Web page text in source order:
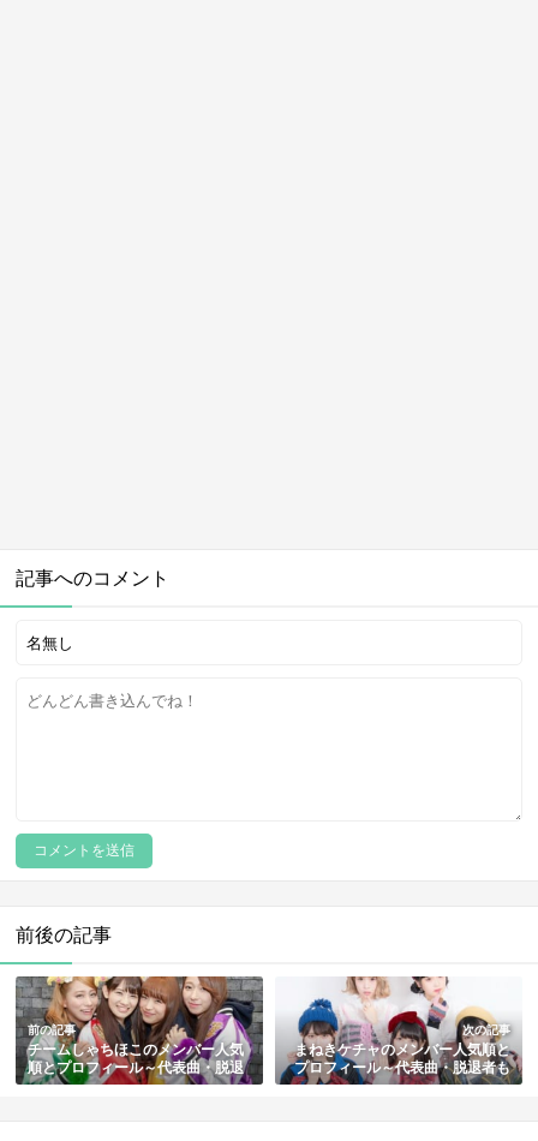
記事へのコメント
前後の記事
前の記事
チームしゃちほこのメンバー人気
順とプロフィール～代表曲・脱退
者や解散説も紹介【最新版】
次の記事
まねきケチャのメンバー人気順と
プロフィール～代表曲・脱退者も
紹介【最新版】